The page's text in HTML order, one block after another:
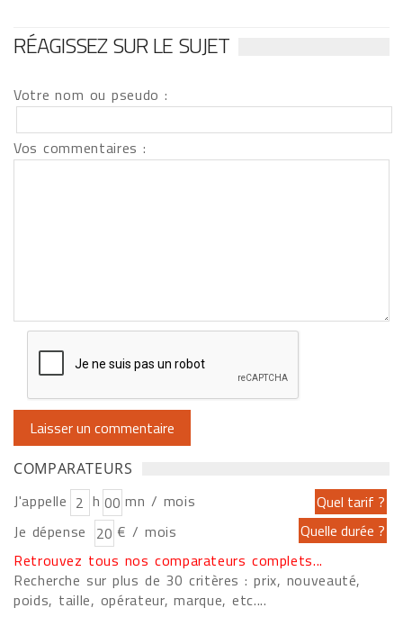
RÉAGISSEZ SUR LE SUJET
Votre nom ou pseudo :
Vos commentaires :
COMPARATEURS
J'appelle h
mn / mois
Je dépense
€ / mois
Retrouvez tous nos comparateurs complets...
Recherche sur plus de 30 critères : prix, nouveauté,
poids, taille, opérateur, marque, etc....